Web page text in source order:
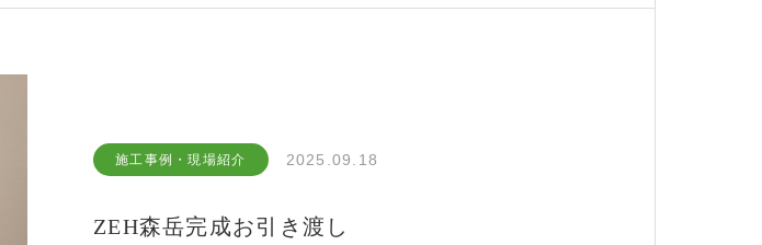
施工事例・現場紹介 2025.09.18
ZEH森岳完成お引き渡し